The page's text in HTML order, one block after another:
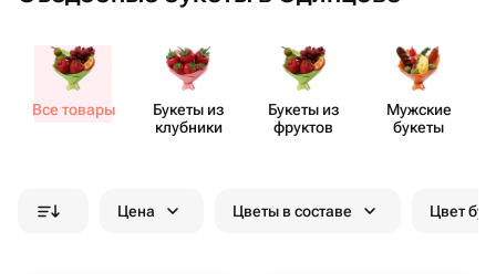
Все товары
Букеты из
клубники
Букеты из
фруктов
Мужские
букеты
Цена Цветы в составе Цвет